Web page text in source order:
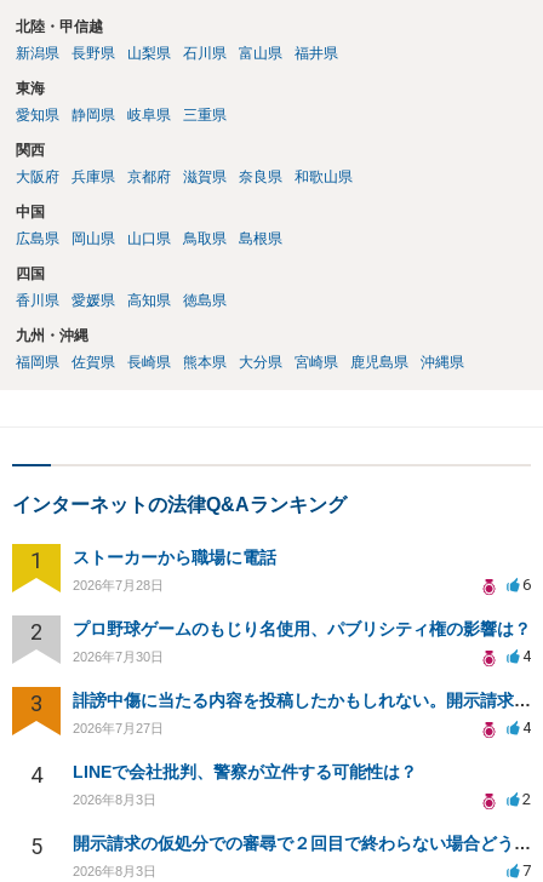
北陸・甲信越
新潟県
長野県 山梨県 石川県 富山県 福井県
東海
愛知県
静岡県 岐阜県 三重県
関西
大阪府
兵庫県 京都府 滋賀県 奈良県 和歌山県
中国
広島県
岡山県 山口県 鳥取県 島根県
四国
香川県
愛媛県 高知県 徳島県
九州・沖縄
福岡県
佐賀県 長崎県 熊本県 大分県 宮崎県 鹿児島県 沖縄県
インターネットの法律Q&Aランキング
1 ストーカーから職場に電話
2026年7月28日 6
2 プロ野球ゲームのもじり名使用、パブリシティ権の影響は？
2026年7月30日 4
3 誹謗中傷に当たる内容を投稿したかもしれない。開示請求や民事刑事裁判に発展しうるのか教えて欲しい。
2026年7月27日 4
4 LINEで会社批判、警察が立件する可能性は？
2026年8月3日 2
5 開示請求の仮処分での審尋で２回目で終わらない場合どうしたらいいですか
2026年8月3日 7